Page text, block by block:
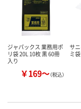
数量
ジャパックス 業務用ポ
リ袋 20L 10枚 黒 60冊
入り
￥169～（税込）
サ
ミ